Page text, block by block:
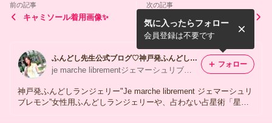
前の記事
キャミソール着用画像✨
次の記事
出来た〜(^o^)/*キャミキャ
ミキャミ
ふんどし先生公式ブログ♡神戸発ふんどしランジェリー"Je marche librement ジェマーシュリブレモン"
神戸発ふんどしランジェリー"Je marche librement ジェマーシュリ
ブレモン”女性用ふんどしランジェリーや、占わない占星術「星の
気に入ったらフォロー
会員登録は不要です
フォロー